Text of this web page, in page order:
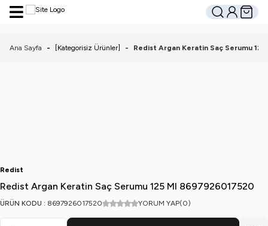
Hesabım
Sepetim
Ana Sayfa - [Kategorisiz Ürünler] - Redist Argan Keratin Saç Serumu
Redist
Redist Argan Keratin Saç Serumu 125 Ml 8697926017520
ÜRÜN KODU : 8697926017520 YORUM YAP(0)